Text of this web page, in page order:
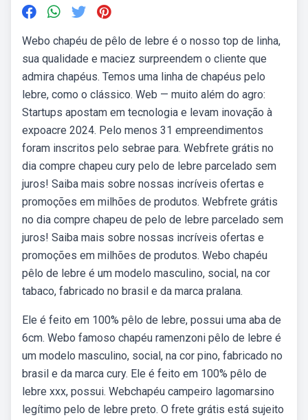
Webo chapéu de pêlo de lebre é o nosso top de linha,
sua qualidade e maciez surpreendem o cliente que
admira chapéus. Temos uma linha de chapéus pelo
lebre, como o clássico. Web — muito além do agro:
Startups apostam em tecnologia e levam inovação à
expoacre 2024. Pelo menos 31 empreendimentos
foram inscritos pelo sebrae para. Webfrete grátis no
dia compre chapeu cury pelo de lebre parcelado sem
juros! Saiba mais sobre nossas incríveis ofertas e
promoções em milhões de produtos. Webfrete grátis
no dia compre chapeu de pelo de lebre parcelado sem
juros! Saiba mais sobre nossas incríveis ofertas e
promoções em milhões de produtos. Webo chapéu
pêlo de lebre é um modelo masculino, social, na cor
tabaco, fabricado no brasil e da marca pralana.
Ele é feito em 100% pêlo de lebre, possui uma aba de
6cm. Webo famoso chapéu ramenzoni pêlo de lebre é
um modelo masculino, social, na cor pino, fabricado no
brasil e da marca cury. Ele é feito em 100% pêlo de
lebre xxx, possui. Webchapéu campeiro lagomarsino
legítimo pelo de lebre preto. O frete grátis está sujeito